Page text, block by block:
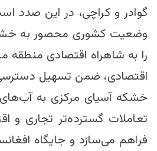
گوادر و کراچی، در این صدد
وضعیت کشوری محصور به
را به شاهراه اقتصادی منطقه
اقتصادی، ضمن تسهیل
خشکه آسیای مرکزی به آب‌های
تعاملات گسترده‌تر تجاری و
فراهم می‌سازد و جایگاه